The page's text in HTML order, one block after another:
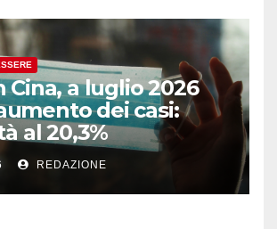
Cina, a luglio 2026
dei casi:
al 20,3%
REDAZIONE